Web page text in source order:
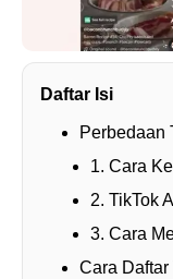
Daftar Isi
Perbedaan
1. Cara
2. TikTok
3. Cara
Cara Daftar